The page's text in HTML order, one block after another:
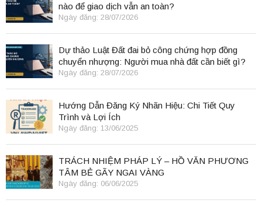
nào để giao dịch vẫn an toàn?
Ngày đăng: 28/07/2026
Dự thảo Luật Đất đai bỏ công chứng hợp đồng
chuyển nhượng: Người mua nhà đất cần biết gì?
Ngày đăng: 28/07/2026
Hướng Dẫn Đăng Ký Nhãn Hiệu: Chi Tiết Quy
Trình và Lợi Ích
Ngày đăng: 13/06/2025
TRÁCH NHIỆM PHÁP LÝ – HỒ VĂN PHƯƠNG
TÂM BẺ GÃY NGAI VÀNG
Ngày đăng: 06/06/2025